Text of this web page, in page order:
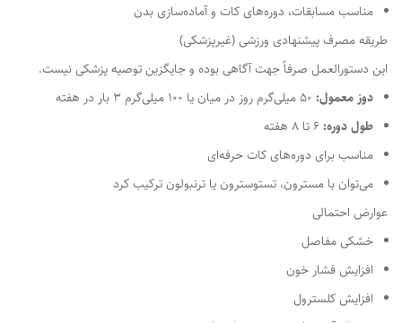
مناسب مسابقات، دوره‌های کات و آماده‌سازی بدن
طریقه مصرف پیشنهادی ورزشی (غیرپزشکی)
این دستورالعمل صرفاً جهت آگاهی بوده و جایگزین توصیه پزشکی نیست.
دوز معمول:
طول دوره:
مناسب برای دوره‌های کات حرفه‌ای
می‌توان با مسترون، تستوسترون یا ترنبولون ترکیب کرد
عوارض احتمالی
خشکی مفاصل
افزایش فشار خون
افزایش کلسترول